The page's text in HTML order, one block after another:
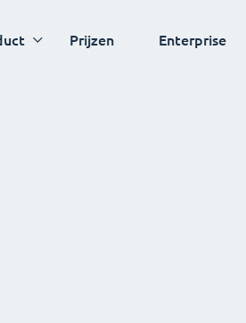
Prijzen Enterprise